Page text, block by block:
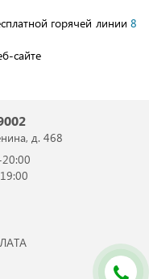
горячей линии 8
сайте
д. 468